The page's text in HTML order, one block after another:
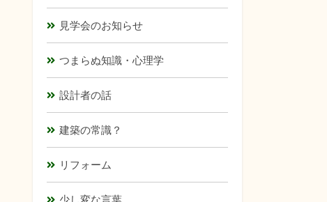
見学会のお知らせ
つまらぬ知識・心理学
設計者の話
建築の常識？
リフォーム
少し変な言葉